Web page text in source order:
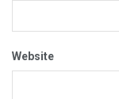
Website